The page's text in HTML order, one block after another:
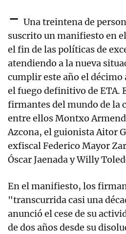
- Una treintena de
suscrito un manifiesto en
el fin de las políticas de
atendiendo a la nueva
cumplir este año el
el fuego definitivo de ETA.
firmantes del mundo de la
entre ellos Montxo
Azcona, el guionista Aitor
exfiscal Federico Mayor
Óscar Jaenada y Willy
En el manifiesto, los
"transcurrida casi una
anunció el cese de su
de dos años desde su